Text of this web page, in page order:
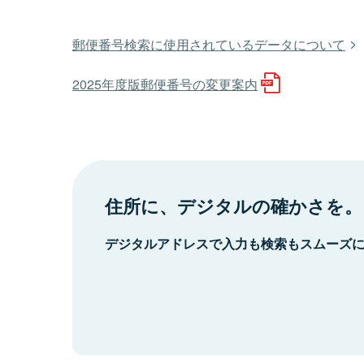
郵便番号検索に使用されているデータについて
2025年度版郵便番号の変更案内
住所に、デジタルの確かさを。
デジタルアドレスで入力も検索もスムーズ